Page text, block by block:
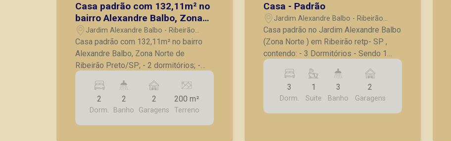
Casa padrão com 132,11m² no
bairro Alexandre Balbo, Zona
Norte de Ribeirão Preto/SP;
Jardim Alexandre Balbo - Ribeirão
Preto/SP
Casa padrão com 132,11m² no bairro
Alexandre Balbo, Zona Norte de
Ribeirão Preto/SP; - 2 dormitórios; -
Banheiro social; - Sala; - Cozinha; -
Quintal; - Área de serviços; - 2 vagas de
garagem. Seja para vender, alugar ou
adquirir seu imóvel entre em contato
com a Piramid Imóveis, a sua
2
Dorm.
2
Banho
2
Garagens
200 m²
Terreno
Casa - Padrão
Jardim Alexandre Balbo - Ribeirão
Preto/SP
Casa padrão no Jardim Alexandre Balbo
(Zona Norte ) em Ribeirão retp- SP ,
contendo: - 3 Dormitórios - Sendo 1
suite completa - Banheiro social
completo - Sala de estar ampla -
Copa/cozinha planejada - Lavanderia -
Varanda Gourmet com terraço -
Banheiro de serviço - 2 Vagas de
3
Dorm.
1
Suite
3
Banho
2
Garagens